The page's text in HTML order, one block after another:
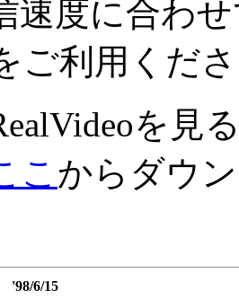
速度に合わ
ご利用くだ
を見
こ からダウ
'98/6/15